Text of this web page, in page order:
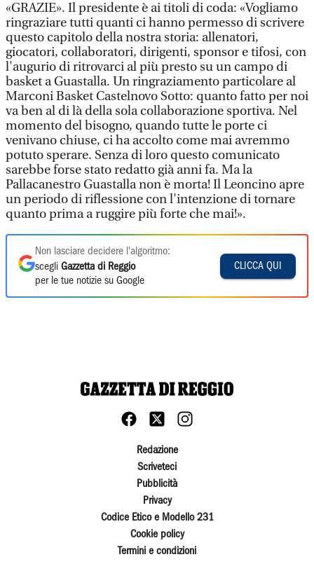
«GRAZIE». Il presidente è ai titoli di coda: «Vogliamo
ringraziare tutti quanti ci hanno permesso di scrivere
questo capitolo della nostra storia: allenatori,
giocatori, collaboratori, dirigenti, sponsor e tifosi, con
l'augurio di ritrovarci al più presto su un campo di
basket a Guastalla. Un ringraziamento particolare al
Marconi Basket Castelnovo Sotto: quanto fatto per noi
va ben al di là della sola collaborazione sportiva. Nel
momento del bisogno, quando tutte le porte ci
venivano chiuse, ci ha accolto come mai avremmo
potuto sperare. Senza di loro questo comunicato
sarebbe forse stato redatto già anni fa. Ma la
Pallacanestro Guastalla non è morta! Il Leoncino apre
un periodo di riflessione con l'intenzione di tornare
quanto prima a ruggire più forte che mai!».
Non lasciare decidere l'algoritmo:
scegli Gazzetta di Reggio
per le tue notizie su Google
CLICCA QUI
Redazione
Scriveteci
Pubblicità
Privacy
Codice Etico e Modello 231
Cookie policy
Termini e condizioni